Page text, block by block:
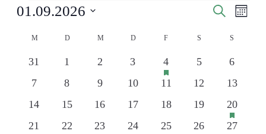
Veranstaltungen
und
SucheMonat
01.09.2026
wählen.
Kalender
von
Veranstaltungen
M MONTAG
DDIENSTAG
M MITTWOCH
D DONNERSTAG
F FREITAGS SAMSTAG
S
0
Veranstaltungen
31
0
Veranstaltungen
1
0
Veranstaltungen
2
0
Veranstaltungen
3
1
Veranstaltung
4hat
Veranstaltungen
vorgestellt
0
Veranstaltungen
5
0
6
0
Veranstaltungen
7
0
Veranstaltungen
8
0
Veranstaltungen
9
0
Veranstaltungen
10
0
Veranstaltungen
11
0
Veranstaltungen
12
0
13
0
Veranstaltungen
14
0
Veranstaltungen
15
0
Veranstaltungen
16
0
Veranstaltungen
17
0
Veranstaltungen
18
0
Veranstaltungen
19
1
20
hat
0
21
0
22
0
23
0
24
0
25
0
26
0
27